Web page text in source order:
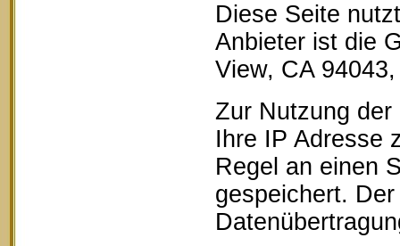
Diese Seite
Anbieter ist die
View, CA
Zur Nutzung
Ihre IP Adresse
Regel an einen
gespeichert.